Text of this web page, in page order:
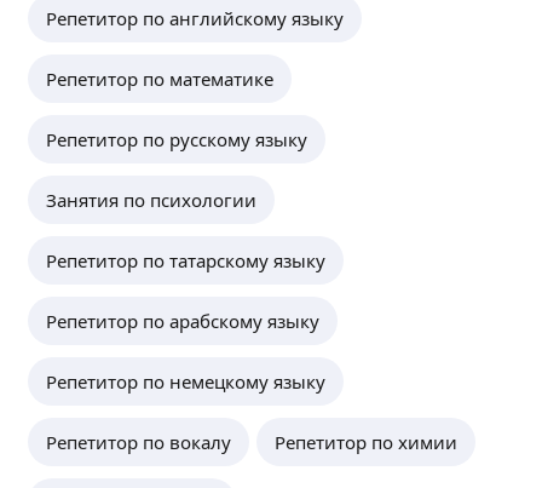
Репетитор по английскому языку
Репетитор по математике
Репетитор по русскому языку
Занятия по психологии
Репетитор по татарскому языку
Репетитор по арабскому языку
Репетитор по немецкому языку
Репетитор по вокалу Репетитор по химии